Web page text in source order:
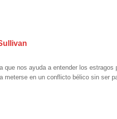
nos ayuda a entender los estragos
en un conflicto bélico sin ser